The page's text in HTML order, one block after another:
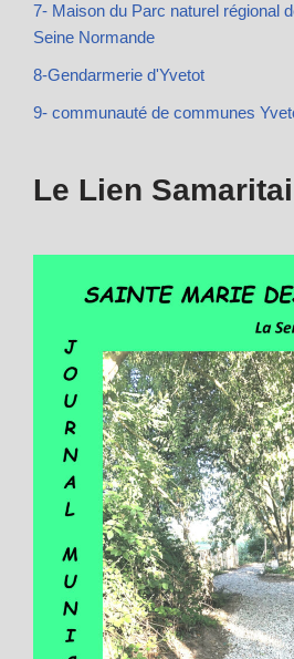
7- Maison du Parc naturel régional
Seine Normande
8-Gendarmerie d'Yvetot
9- communauté de communes
Le Lien